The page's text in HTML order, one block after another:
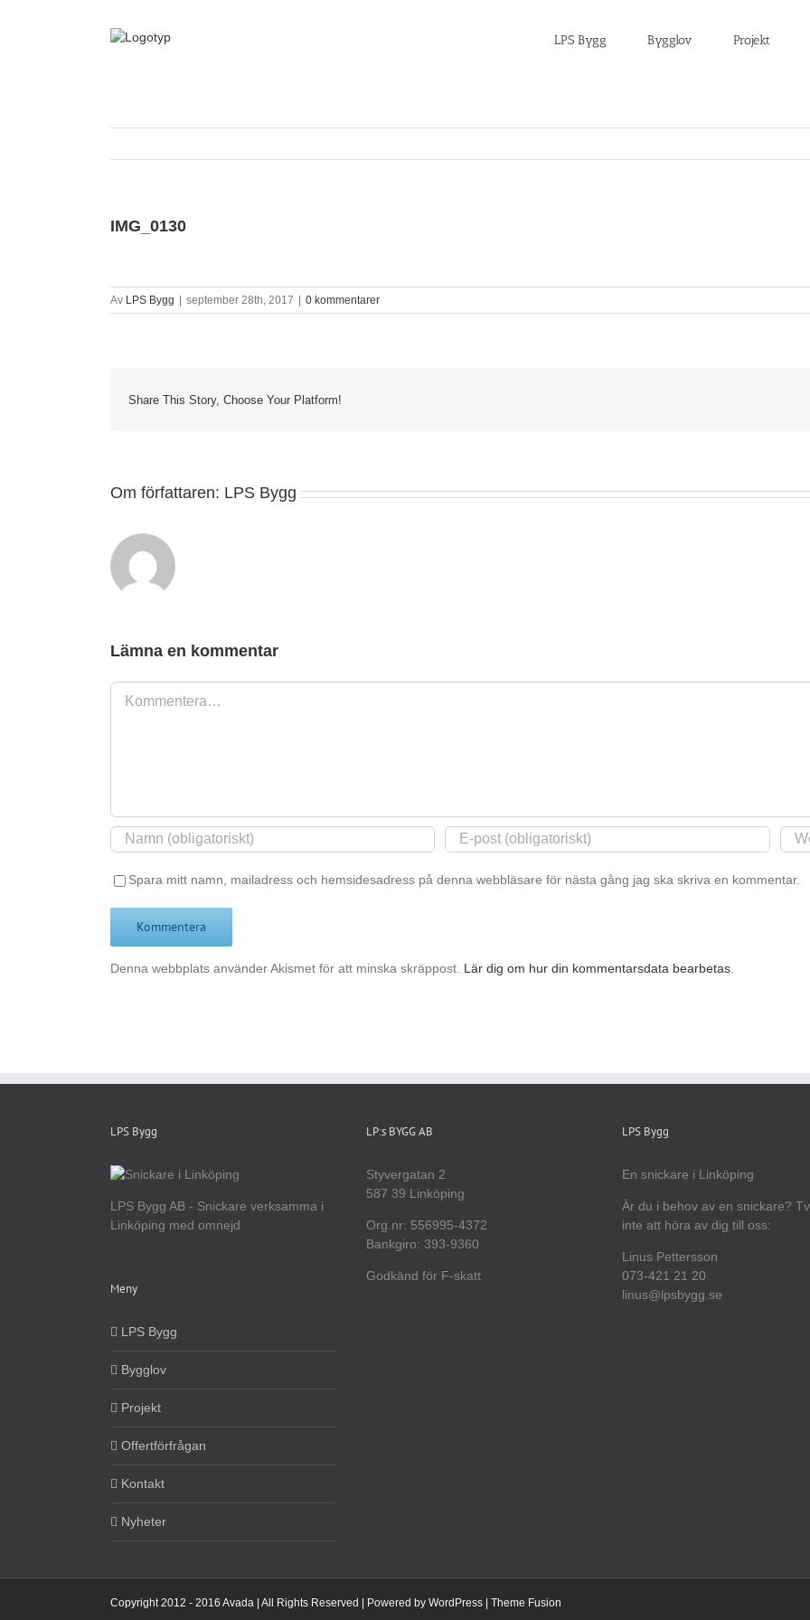
LPS Bygg Bygglov Projekt
IMG_0130
Av LPS Bygg september 28th, 2017 0 kommentarer
Share This Story, Choose Your Platform!
Om författaren: LPS Bygg
Lämna en kommentar
Kommentar
Spara mitt namn, mailadress och hemsidesadress på denna webbläsare för nästa gång jag ska skriva en kommentar.
Denna webbplats använder Akismet för att minska skräppost. Lär dig om hur din kommentarsdata bearbetas
LPS Bygg
LPS Bygg AB - Snickare verksamma i
Linköping med omnejd
Meny
LPS Bygg
Bygglov
Projekt
Offertförfrågan
Kontakt
Nyheter
LP:s BYGG AB
Styvergatan 2
587 39 Linköping
Org.nr: 556995-4372
Bankgiro: 393-9360
Godkänd för F-skatt
LPS Bygg
En snickare i Linköping
Är du i behov av en snickare?
inte att höra av dig till oss:
Linus Pettersson
073-421 21 20
linus@lpsbygg.se
Copyright 2012 - 2016 Avada | All Rights Reserved | Powered by WordPress | Theme Fusion